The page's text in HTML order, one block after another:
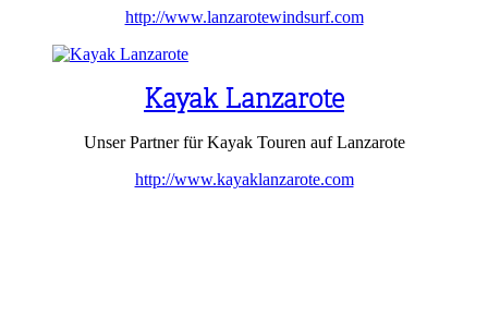
http://www.lanzarotewindsurf.com
Kayak Lanzarote
Unser Partner für Kayak Touren auf Lanzarote
http://www.kayaklanzarote.com